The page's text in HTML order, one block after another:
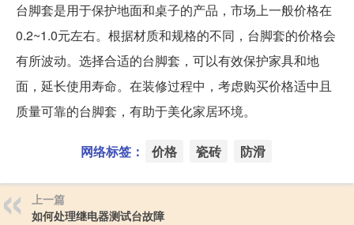
台脚套是用于保护地面和桌子的产品，市场上一般价格在
0.2~1.0元左右。根据材质和规格的不同，台脚套的价格会
有所波动。选择合适的台脚套，可以有效保护家具和地
面，延长使用寿命。在装修过程中，考虑购买价格适中且
质量可靠的台脚套，有助于美化家居环境。
网络标签： 价格 瓷砖 防滑
上一篇
如何处理继电器测试台故障